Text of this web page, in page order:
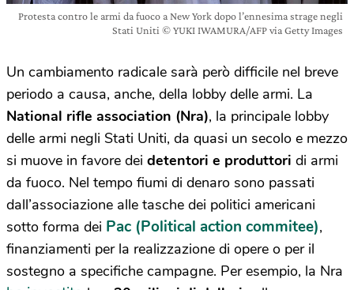
Protesta contro le armi da fuoco a New York dopo l’ennesima strage negli
Stati Uniti © YUKI IWAMURA/AFP via Getty Images
Un cambiamento radicale sarà però difficile nel breve
periodo a causa, anche, della lobby delle armi. La
National rifle association (Nra), la principale lobby
delle armi negli Stati Uniti, da quasi un secolo e mezzo
si muove in favore dei detentori e produttori di armi
da fuoco. Nel tempo fiumi di denaro sono passati
dall’associazione alle tasche dei politici americani
sotto forma dei Pac (Political action commitee),
finanziamenti per la realizzazione di opere o per il
sostegno a specifiche campagne. Per esempio, la Nra